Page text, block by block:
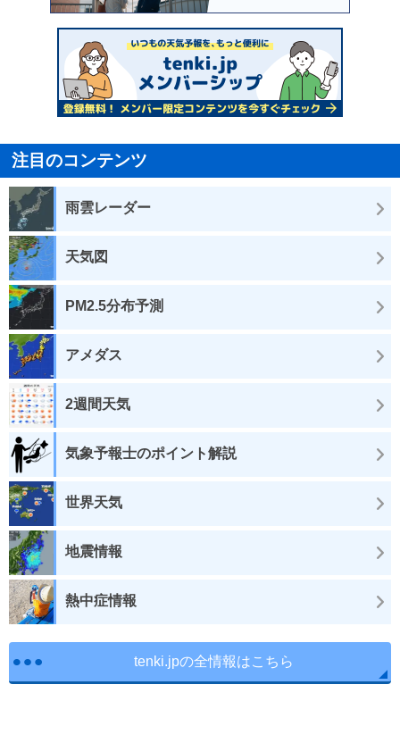
注目のコンテンツ
雨雲レーダー
天気図
PM2.5分布予測
アメダス
2週間天気
気象予報士のポイント解説
世界天気
地震情報
熱中症情報
tenki.jpの全情報はこちら